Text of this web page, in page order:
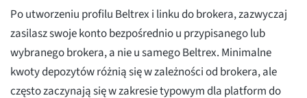
Po utworzeniu profilu Beltrex i linku do brokera, zazwyczaj
zasilasz swoje konto bezpośrednio u przypisanego lub
wybranego brokera, a nie u samego Beltrex. Minimalne
kwoty depozytów różnią się w zależności od brokera, ale
często zaczynają się w zakresie typowym dla platform do